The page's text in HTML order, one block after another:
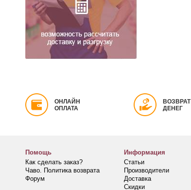
ОНЛАЙН
ОПЛАТА
ВОЗВРАТ
ДЕНЕГ
Помощь
Как сделать заказ?
Чаво. Политика возврата
Форум
Информация
Статьи
Производители
Доставка
Скидки